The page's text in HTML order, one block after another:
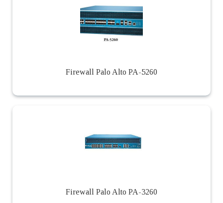
Firewall Palo Alto PA-5260
Firewall Palo Alto PA-3260